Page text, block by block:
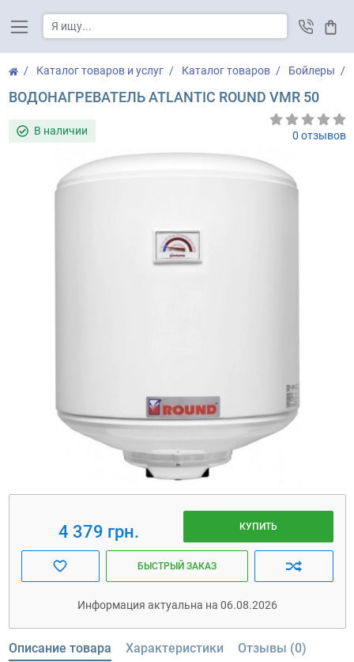
Каталог товаров и услуг Каталог товаров Бойлеры
ВОДОНАГРЕВАТЕЛЬ ATLANTIC ROUND VMR 50
В наличии 0 отзывов
4 379 грн. КУПИТЬ
БЫСТРЫЙ ЗАКАЗ
Информация актуальна на 06.08.2026
Описание товара Характеристики
Отзывы (0)